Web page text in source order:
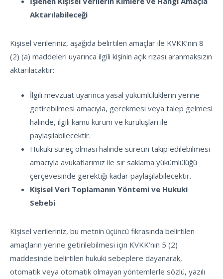
Aktarılabileceği
Kişisel verileriniz, aşağıda belirtilen amaçlar ile KVKK’nın 8
(2) (a) maddeleri uyarınca ilgili kişinin açık rızası aranmaksızın
aktarılacaktır:
İlgili mevzuat uyarınca yasal yükümlülüklerin yerine
getirebilmesi amacıyla, gerekmesi veya talep gelmesi
halinde, ilgili kamu kurum ve kuruluşları ile
paylaşılabilecektir.
Hukuki süreç olması halinde sürecin takip edilebilmesi
amacıyla avukatlarımız ile sır saklama yükümlülüğü
çerçevesinde gerektiği kadar paylaşılabilecektir.
Kişisel Veri Toplamanın Yöntemi ve Hukuki
Sebebi
Kişisel verileriniz, bu metnin üçüncü fıkrasında belirtilen
amaçların yerine getirilebilmesi için KVKK’nın 5 (2)
maddesinde belirtilen hukuki sebeplere dayanarak,
otomatik veya otomatik olmayan yöntemlerle sözlü, yazılı